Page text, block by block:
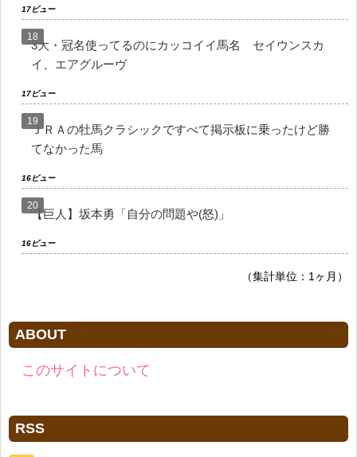
17ビュー
3大・冠名使ってるのにカッコイイ馬名 セイウンスカ
イ、エアグルーヴ
17ビュー
ＪＲＡの牡馬クラシックですべて掲示板に乗ったけど勝
てなかった馬
16ビュー
【巨人】坂本勇「自分の問題や(怒)」
16ビュー
（集計単位：1ヶ月）
ABOUT
このサイトについて
RSS